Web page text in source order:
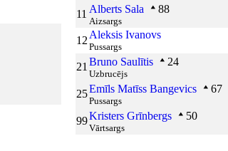
11 Alberts Sala 88
Aizsargs
12 Aleksis Ivanovs
Pussargs
21 Bruno Saulītis 24
Uzbrucējs
25Emīls Matīss Bangevics 67
Pussargs
99Kristers Grīnbergs 50
Vārtsargs